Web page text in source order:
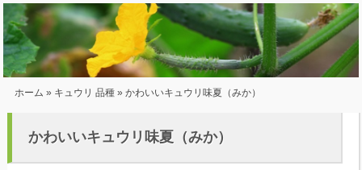
ホーム » キュウリ 品種» かわいいキュウリ味夏（みか）
かわいいキュウリ味夏（みか）